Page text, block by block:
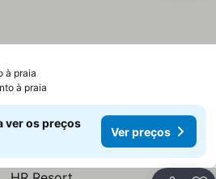
à praia
à praia
ver os preços
Ver preços